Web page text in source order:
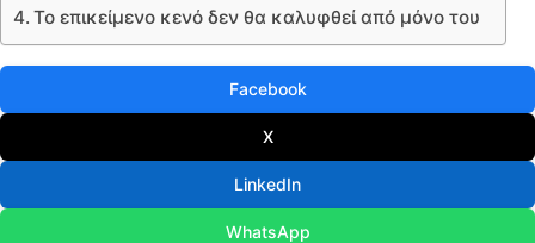
Το επικείμενο κενό δεν θα καλυφθεί από μόνο του
Facebook
X
LinkedIn
WhatsApp